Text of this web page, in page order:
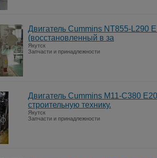
Двигатель Cummins NT855-L290
(восстановленный в за
Якутск
Запчасти и принадлежности
Двигатель Cummins M11-C380
строительную технику.
Якутск
Запчасти и принадлежности